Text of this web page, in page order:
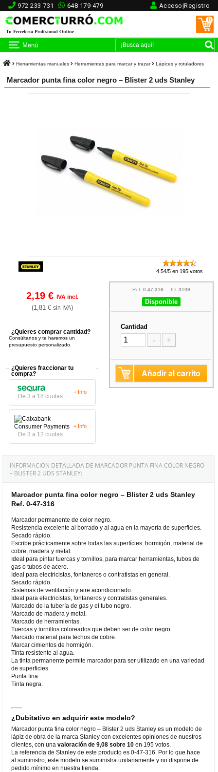
972 233 731 648 179 479 Acceso|Registro
Tu Ferretería Profesional Online
0
Menú
Herramientas manuales Herramientas para marcar y trazar Lápices y rotuladores
Marcador punta fina color negro – Blister 2 uds Stanley
4.54/5 en 195 votos
2,19 €IVA incl.
(1,81 €sin IVA)
¿Quieres comprar cantidad?
Consúltanos y te haremos un
presupuesto personalizado.
¿Quieres fraccionar tu
compra?
De 3 a 18 cuotas
+ Info
De 3 a 12 cuotas
+ Info
Ref: 0-47-316 ID: 3109
Disponible
Cantidad
- +
Añadir al carrito
INFORMACIÓN DETALLADA DE MARCADOR PUNTA FINA COLOR NEGRO
– BLISTER 2 UDS STANLEY:
Marcador punta fina color negro – Blister 2 uds Stanley
Ref. 0-47-316
Marcador permanente de color negro.
Resistencia excelente al borrado y al agua en la mayoría de superfícies.
Secado rápido.
Escribe prácticamente sobre todas las superfícies: hormigón, material de
cobre, madera y metal.
Ideal para pintar tuercas y tornillos, para marcar herramientas, tubos de
gas o tubos de acero.
Ideal para electricistas, fontaneros o contratistas en general.
Secado rápido.
Sistemas de ventilación y aire acondicionado.
Ideal para electricistas, fontaneros y contratistas generales.
Marcado de la tubería de gas y el tubo negro.
Marcado de madera y metal.
Marcado de herramientas.
Tuercas y tornillos coloreados que deben ser de color negro.
Marcado material para techos de cobre.
Marcar cimientos de hormigón.
Tinta resistente al agua.
La tinta permanente permite marcador para ser utilizado en una variedad
de superficies.
Punta fina.
Tinta negra.
¿Dubitativo en adquirir este modelo?
Marcador punta fina color negro – Blister 2 uds Stanley es un modelo de
lápiz de obra de la marca Stanley con excelentes opiniones de nuestros
clientes, con unavaloración de 9,08 sobre 10 en 195 votos.
La referencia de Stanley de este producto es 0-47-316. Por lo que hace
al suministro, este modelo se suministra unitariamente y no dispone de
pedido mínimo en nuestra tienda.